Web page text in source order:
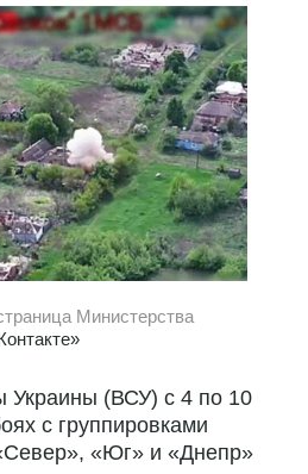
Министерства
Украины (ВСУ) с 4 по 10
с группировками
«Юг» и «Днепр»